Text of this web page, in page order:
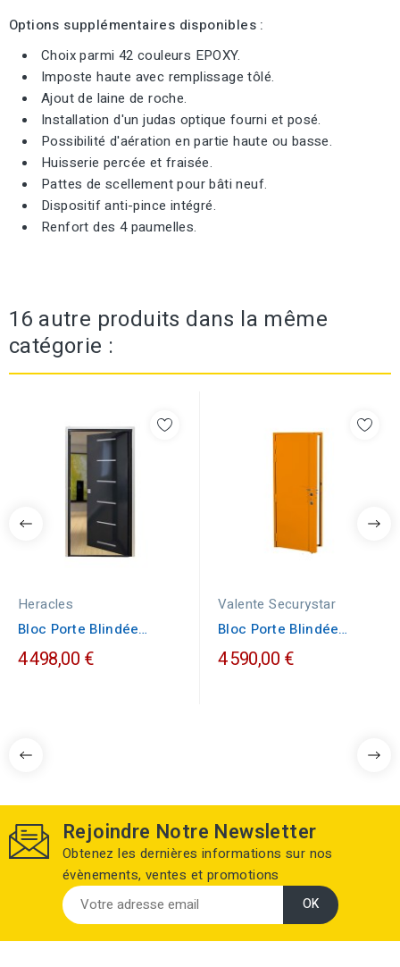
Options supplémentaires disponibles :
Choix parmi 42 couleurs EPOXY.
Imposte haute avec remplissage tôlé.
Ajout de laine de roche.
Installation d'un judas optique fourni et posé.
Possibilité d'aération en partie haute ou basse.
Huisserie percée et fraisée.
Pattes de scellement pour bâti neuf.
Dispositif anti-pince intégré.
Renfort des 4 paumelles.
16 autre produits dans la même
catégorie :
Heracles
Bloc Porte Blindée
Heracles MELISSA
4 498,00 €
Valente Securystar
Bloc Porte Blindée
L'Original
4 590,00 €
Rejoindre Notre Newsletter
Obtenez les dernières informations sur nos
évènements, ventes et promotions